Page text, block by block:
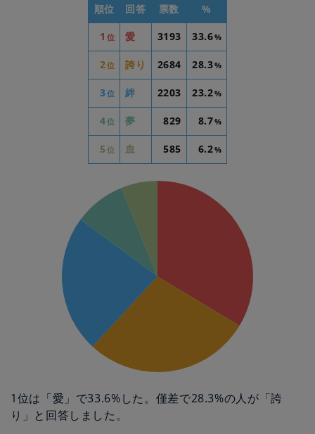
順位 回答 票数 %
1 位 愛 3193 33.6%
2位 誇り 2684 28.3%
3位 絆 2203 23.2%
4位 夢 829 8.7%
5 位 血 585 6.2%
1位は「愛」で33.6%した。僅差で28.3%の人が「誇
り」と回答しました。